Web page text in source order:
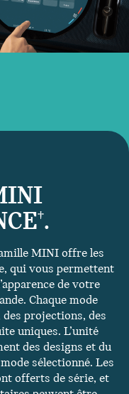
†.
MINI offre les
qui vous permettent
de votre
Chaque mode
des projections, des
uniques. L’unité
des designs et du
sélectionné. Les
offerts de série, et